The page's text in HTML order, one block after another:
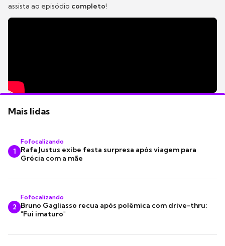
assista ao episódio completo!
Mais lidas
1
Fofocalizando
Rafa Justus exibe festa surpresa após viagem para
Grécia com a mãe
2
Fofocalizando
Bruno Gagliasso recua após polêmica com drive-thru:
"Fui imaturo"